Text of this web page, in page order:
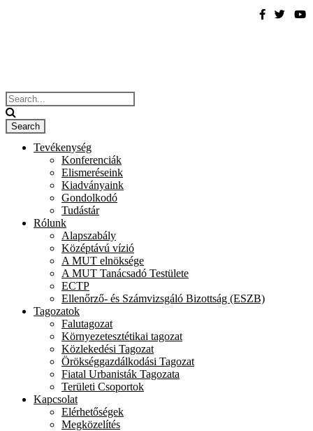
Tevékenység
Konferenciák
Elismeréseink
Kiadványaink
Gondolkodó
Tudástár
Rólunk
Alapszabály
Középtávú vízió
A MUT elnöksége
A MUT Tanácsadó Testülete
ECTP
Ellenőrző- és Számvizsgáló Bizottság (ESZB)
Tagozatok
Falutagozat
Környezetesztétikai tagozat
Közlekedési Tagozat
Örökséggazdálkodási Tagozat
Fiatal Urbanisták Tagozata
Területi Csoportok
Kapcsolat
Elérhetőségek
Megközelítés